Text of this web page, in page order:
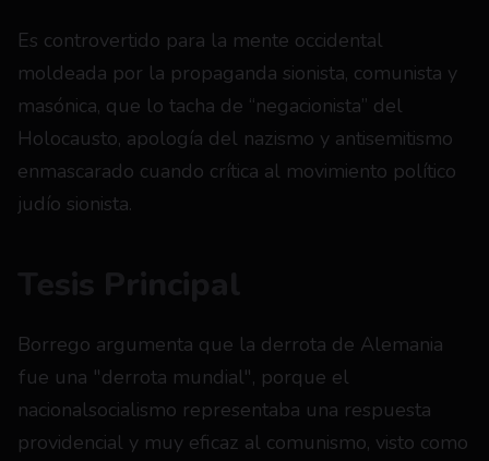
Es controvertido para la mente occidental
moldeada por la propaganda sionista, comunista y
masónica, que lo tacha de “negacionista” del
Holocausto, apología del nazismo y antisemitismo
enmascarado cuando crítica al movimiento político
judío sionista.
Borrego argumenta que la derrota de Alemania
fue una "derrota mundial", porque el
nacionalsocialismo representaba una respuesta
providencial y muy eficaz al comunismo, visto como